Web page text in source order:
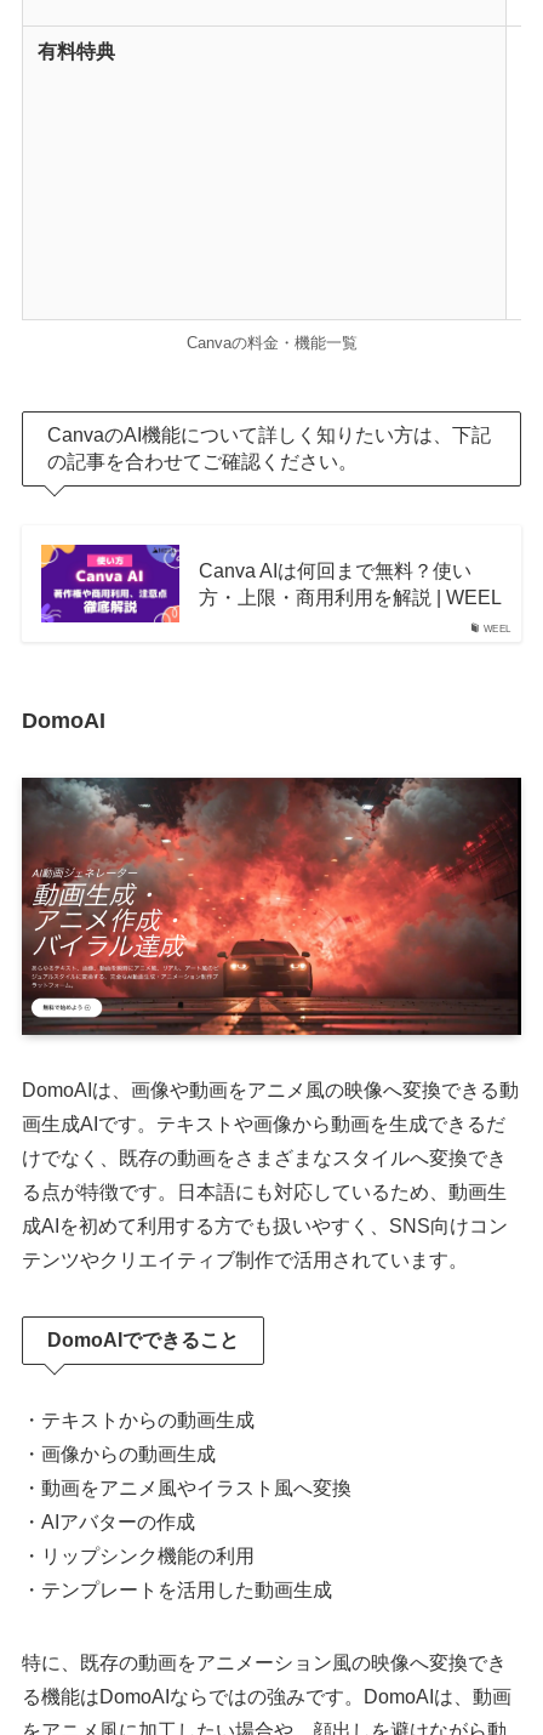
有料特典
Canvaの料金・機能一覧
CanvaのAI機能について詳しく知りたい方は、下記
の記事を合わせてご確認ください。
WEEL
Canva AIは何回まで無料？使い
方・上限・商用利用を解説 | WEEL
DomoAI
DomoAIは、画像や動画をアニメ風の映像へ変換できる動
画生成AIです。テキストや画像から動画を生成できるだ
けでなく、既存の動画をさまざまなスタイルへ変換でき
る点が特徴です。日本語にも対応しているため、動画生
成AIを初めて利用する方でも扱いやすく、SNS向けコン
テンツやクリエイティブ制作で活用されています。
DomoAIでできること
・テキストからの動画生成
・画像からの動画生成
・動画をアニメ風やイラスト風へ変換
・AIアバターの作成
・リップシンク機能の利用
・テンプレートを活用した動画生成
特に、既存の動画をアニメーション風の映像へ変換でき
る機能はDomoAIならではの強みです。DomoAIは、動画